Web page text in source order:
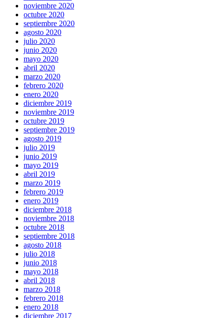
noviembre 2020
octubre 2020
septiembre 2020
agosto 2020
julio 2020
junio 2020
mayo 2020
abril 2020
marzo 2020
febrero 2020
enero 2020
diciembre 2019
noviembre 2019
octubre 2019
septiembre 2019
agosto 2019
julio 2019
junio 2019
mayo 2019
abril 2019
marzo 2019
febrero 2019
enero 2019
diciembre 2018
noviembre 2018
octubre 2018
septiembre 2018
agosto 2018
julio 2018
junio 2018
mayo 2018
abril 2018
marzo 2018
febrero 2018
enero 2018
diciembre 2017